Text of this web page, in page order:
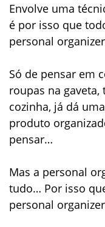
Envolve uma
é por isso que
personal
Só de pensar em
roupas na gaveta,
cozinha, já dá
produto
pensar…
Mas a personal
tudo… Por isso
personal